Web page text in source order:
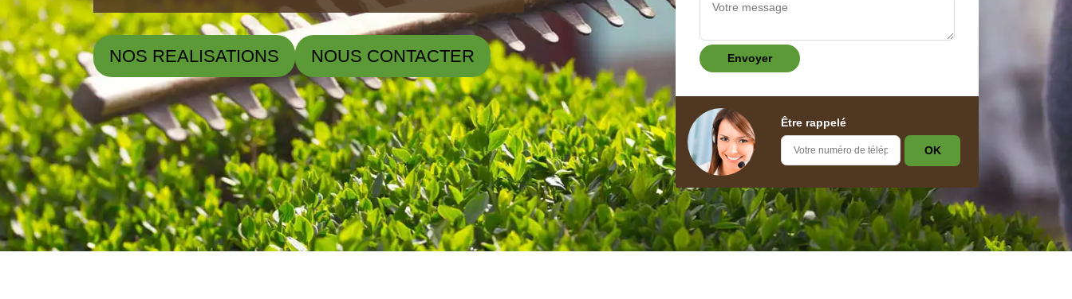
NOS REALISATIONS NOUS CONTACTER
Être rappelé